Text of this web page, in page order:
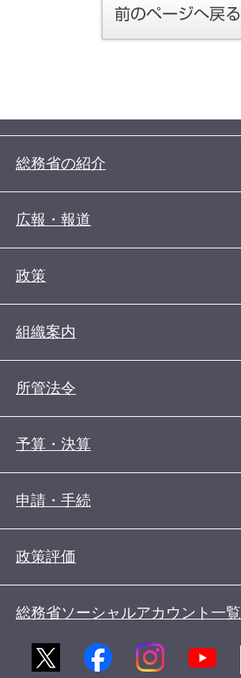
総務省の紹介
広報・報道
政策
組織案内
所管法令
予算・決算
申請・手続
政策評価
総務省ソーシャルアカウント一覧